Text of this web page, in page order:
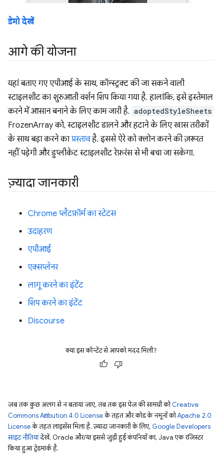
डेमो देखें
आगे की योजना
यहां बताए गए एपीआई के साथ, कॉन्स्ट्रक्ट की जा सकने वाली
स्टाइलशीट का शुरुआती वर्शन शिप किया गया है. हालांकि, इसे इस्तेमाल
करने में आसान बनाने के लिए काम जारी है. adoptedStyleSheets
FrozenArray को, स्टाइलशीट डालने और हटाने के लिए खास तरीकों
के साथ बड़ा करने काप्रस्तावहै. इससे ऐरे को क्लोन करने की ज़रूरत
नहीं पड़ेगी और डुप्लीकेट स्टाइलशीट रेफ़रंस से भी बचा जा सकेगा.
ज़्यादा जानकारी
Chrome प्लैटफ़ॉर्म का स्टेटस
उदाहरण
एपीआई
एक्सप्लेनर
लागू करने का इंटेंट
शिप करने का इंटेंट
Discourse
क्या इस कॉन्टेंट से आपको मदद मिली?
जब तक कुछ अलग से न बताया जाए, तब तक इस पेज की सामग्री कोCreative
Commons Attribution 4.0 Licenseके तहत और कोड के नमूनों कोApache 2.0
Licenseके तहत लाइसेंस मिला है. ज़्यादा जानकारी के लिए, Google Developers
साइट नीतियांदेखें. Oracle और/या इससे जुड़ी हुई कंपनियों का, Java एक रजिस्टर
किया हुआ ट्रेडमार्क है.